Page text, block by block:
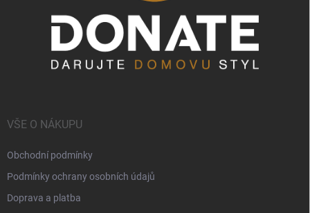
VŠE O NÁKUPU
Obchodní podmínky
Podmínky ochrany osobních údajů
Doprava a platba